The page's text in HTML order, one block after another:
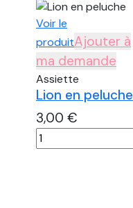
Voir le
produitAjouter à
ma demande
Assiette
Lion en peluche
3,00 €
quantité
de